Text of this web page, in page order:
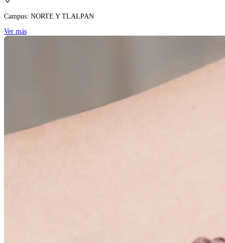
Campus: NORTE Y TLALPAN
Ver más